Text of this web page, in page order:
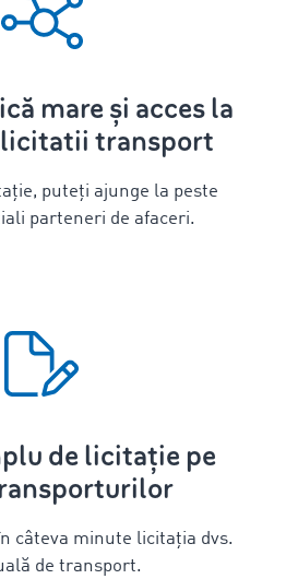
mare și acces la
transport
puteți ajunge la peste
parteneri de afaceri.
de licitație pe
câteva minute licitația dvs.
de transport.